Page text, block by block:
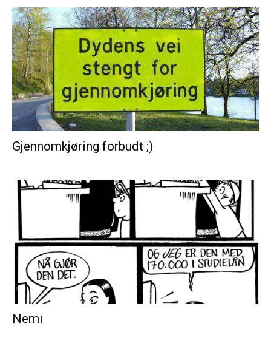
Gjennomkjøring forbudt ;)
Nemi